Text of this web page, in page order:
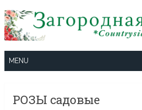
to
content
MENU
РОЗЫ садовые